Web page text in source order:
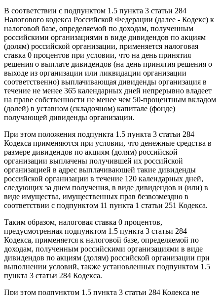
В соответствии с подпунктом 1.5 пункта 3 статьи 284
Налогового кодекса Российской Федерации (далее - Кодекс) к
налоговой базе, определяемой по доходам, полученным
российскими организациями в виде дивидендов по акциям
(долям) российской организации, применяется налоговая
ставка 0 процентов при условии, что на день принятия
решения о выплате дивидендов (на день принятия решения о
выходе из организации или ликвидации организации
соответственно) выплачивающая дивиденды организация в
течение не менее 365 календарных дней непрерывно владеет
на праве собственности не менее чем 50-процентным вкладом
(долей) в уставном (складочном) капитале (фонде)
получающей дивиденды организации.
При этом положения подпункта 1.5 пункта 3 статьи 284
Кодекса применяются при условии, что денежные средства в
размере дивидендов по акциям (долям) российской
организации выплачены получившей их российской
организацией в адрес выплачивающей такие дивиденды
российской организации в течение 120 календарных дней,
следующих за днем получения, в виде дивидендов и (или) в
виде имущества, имущественных прав безвозмездно в
соответствии с подпунктом 11 пункта 1 статьи 251 Кодекса.
Таким образом, налоговая ставка 0 процентов,
предусмотренная подпунктом 1.5 пункта 3 статьи 284
Кодекса, применяется к налоговой базе, определяемой по
доходам, полученным российскими организациями в виде
дивидендов по акциям (долям) российской организации при
выполнении условий, также установленных подпунктом 1.5
пункта 3 статьи 284 Кодекса.
При этом подпунктом 1.5 пункта 3 статьи 284 Кодекса не